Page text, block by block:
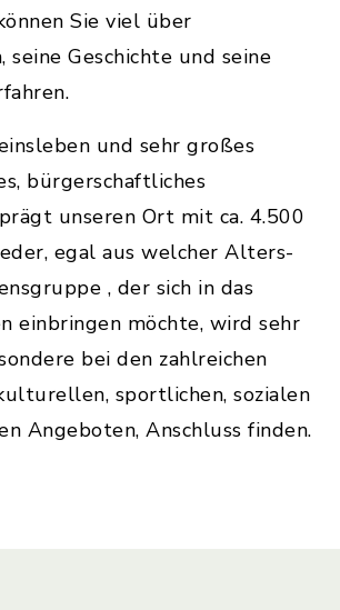
Sie viel über
seine Geschichte und seine
und sehr großes
bürgerschaftliches
unseren Ort mit ca. 4.500
egal aus welcher Alters-
, der sich in das
einbringen möchte, wird sehr
bei den zahlreichen
sportlichen, sozialen
Angeboten, Anschluss finden.